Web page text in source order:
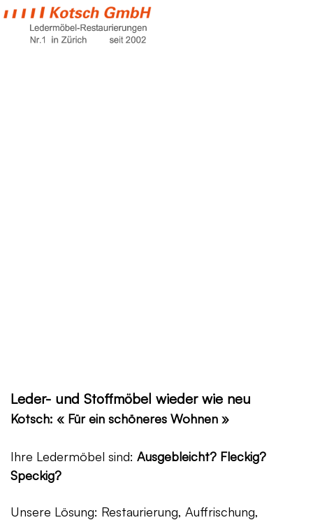
Leder- und Stoffmöbel wieder wie neu
Kotsch: « Für ein schöneres Wohnen »
Ihre Ledermöbel sind: Ausgebleicht? Fleckig?
Speckig?
Unsere Lösung: Restaurierung, Auffrischung,